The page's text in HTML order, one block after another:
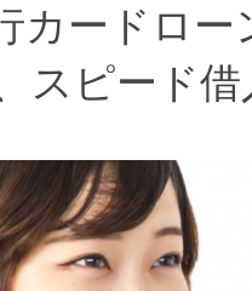
カードロー
スピード借